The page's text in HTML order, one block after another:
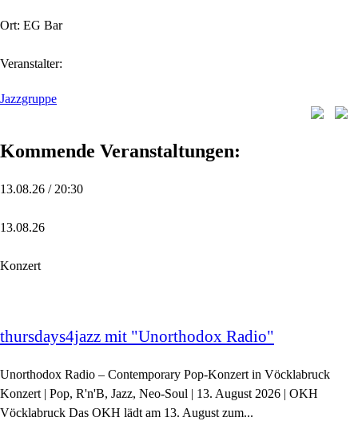
Ort: EG Bar
Veranstalter:
Jazzgruppe
Kommende Veranstaltungen:
13.08.26 / 20:30
13.08.26
Konzert
thursdays4jazz mit "Unorthodox Radio"
Unorthodox Radio – Contemporary Pop-Konzert in Vöcklabruck
Konzert | Pop, R'n'B, Jazz, Neo-Soul | 13. August 2026 | OKH
Vöcklabruck Das OKH lädt am 13. August zum...